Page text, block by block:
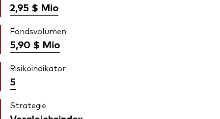
2,95 $ Mio
Fondsvolumen
5,90 $ Mio
Risikoindikator
5
Strategie